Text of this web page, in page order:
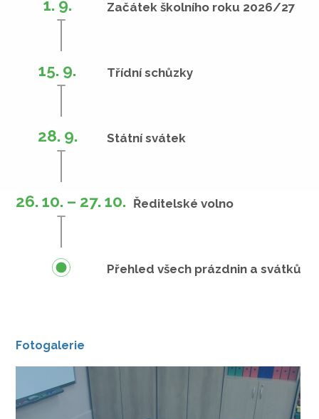
1. 9. Začátek školního roku 2026/27
15. 9. Třídní schůzky
28. 9. Státní svátek
26. 10. – 27. 10. Ředitelské volno
Přehled všech prázdnin a svátků
Fotogalerie